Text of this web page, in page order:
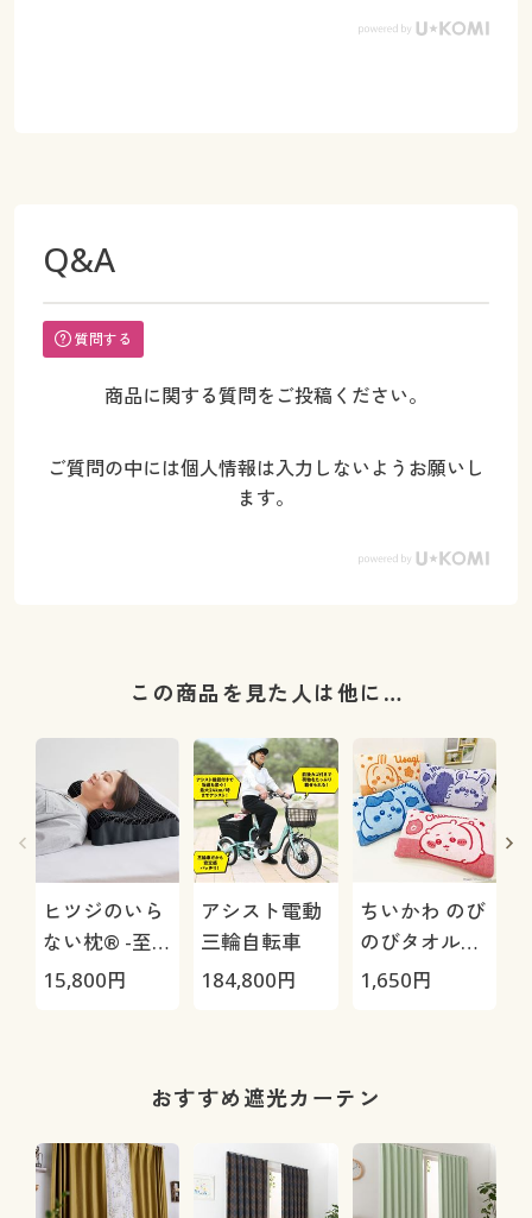
Q&A
質問する
商品に関する質問をご投稿ください。
ご質問の中には個人情報は入力しないようお願いし
ます。
この商品を見た人は他に…
ヒツジのいら
ない枕® -至
極-
15,800円
アシスト電動
三輪自転車
184,800円
ちいかわ のび
のびタオル地
枕カバー
1,650円
おすすめ遮光カーテン